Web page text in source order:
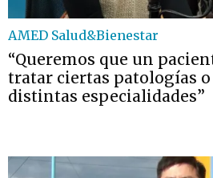
AMED Salud&Bienestar
“Queremos que un
tratar ciertas patologías o
distintas especialidades”